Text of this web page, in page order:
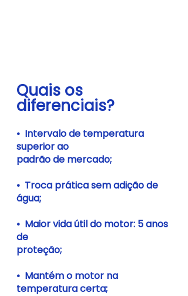
Quais os
diferenciais?
•  Intervalo de temperatura
superior ao
padrão de mercado;
•  Troca prática sem adição de
água;
•  Maior vida útil do motor: 5 anos
de
proteção;
•  Mantém o motor na
temperatura certa;